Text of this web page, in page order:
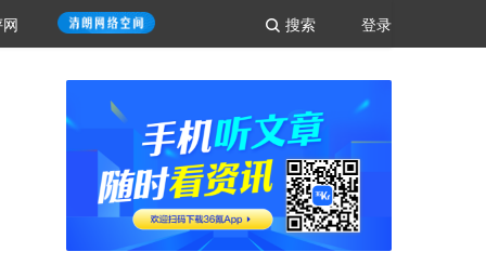
登录
搜索